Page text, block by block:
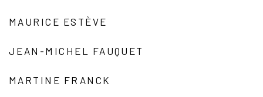
MAURICE ESTÈVE
JEAN-MICHEL FAUQUET
MARTINE FRANCK